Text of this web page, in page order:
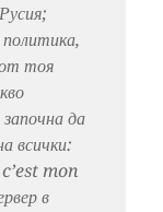
от тоя
да
всички:
mon
в